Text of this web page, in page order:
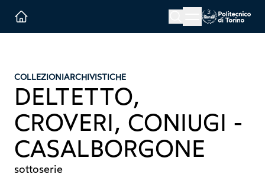
Menu button
COLLEZIONIARCHIVISTICHE
DELTETTO,
CROVERI, CONIUGI -
CASALBORGONE
sottoserie